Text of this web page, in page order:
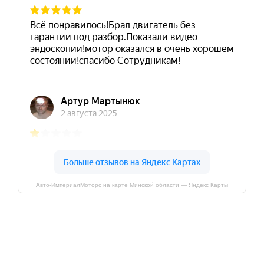
Авто-ИмпериалМоторс на карте Минской области — Яндекс Карты